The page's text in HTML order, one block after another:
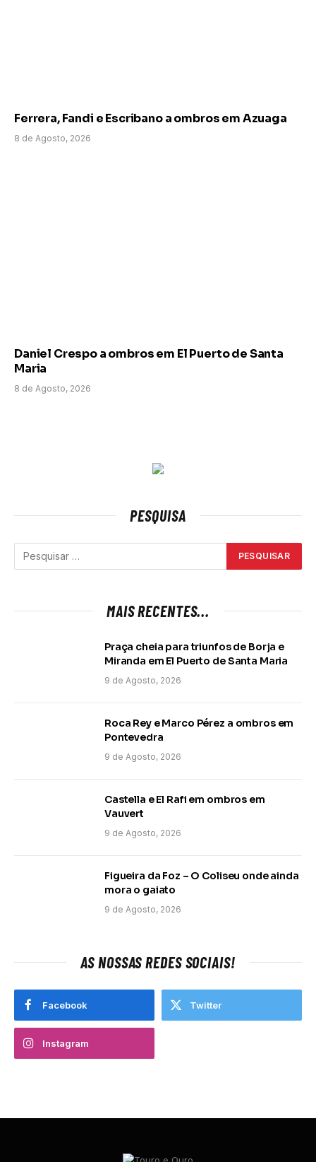
Ferrera, Fandi e Escribano a ombros em Azuaga
8 de Agosto, 2026
Daniel Crespo a ombros em El Puerto de Santa
Maria
8 de Agosto, 2026
PESQUISA
MAIS RECENTES...
Praça cheia para triunfos de Borja e
Miranda em El Puerto de Santa Maria
9 de Agosto, 2026
Roca Rey e Marco Pérez a ombros em
Pontevedra
9 de Agosto, 2026
Castella e El Rafi em ombros em
Vauvert
9 de Agosto, 2026
Figueira da Foz – O Coliseu onde ainda
mora o gaiato
9 de Agosto, 2026
AS NOSSAS REDES SOCIAIS!
Facebook Twitter
Instagram